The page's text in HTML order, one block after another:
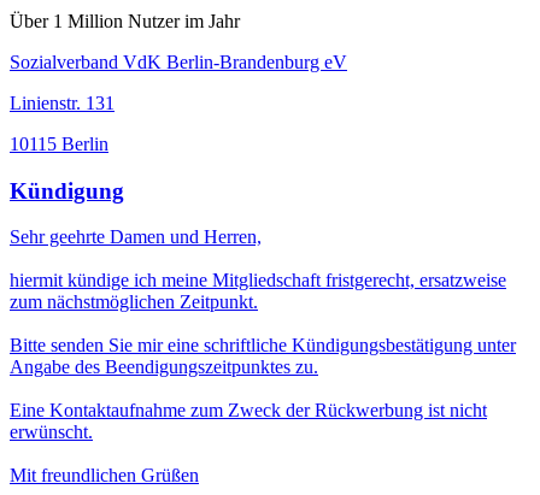
Über 1 Million Nutzer im Jahr
Sozialverband VdK Berlin-Brandenburg eV
Linienstr. 131
10115 Berlin
Kündigung
Sehr geehrte Damen und Herren,
hiermit kündige ich meine Mitgliedschaft fristgerecht, ersatzweise
zum nächstmöglichen Zeitpunkt.
Bitte senden Sie mir eine schriftliche Kündigungsbestätigung unter
Angabe des Beendigungszeitpunktes zu.
Eine Kontaktaufnahme zum Zweck der Rückwerbung ist nicht
erwünscht.
Mit freundlichen Grüßen